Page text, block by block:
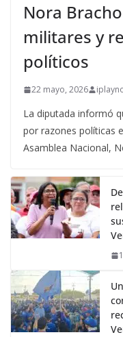
Nora
militares y
políticos
22 mayo, 2026
La diputada informó
por razones políticas
Asamblea Nacional,